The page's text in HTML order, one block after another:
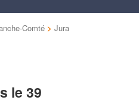
Comté > Jura
le 39